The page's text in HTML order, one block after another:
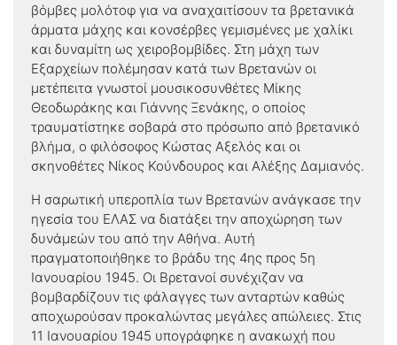
βόμβες μολότοφ για να αναχαιτίσουν τα βρετανικά
άρματα μάχης και κονσέρβες γεμισμένες με χαλίκι
και δυναμίτη ως χειροβομβίδες. Στη μάχη των
Εξαρχείων πολέμησαν κατά των Βρετανών οι
μετέπειτα γνωστοί μουσικοσυνθέτες Μίκης
Θεοδωράκης και Γιάννης Ξενάκης, ο οποίος
τραυματίστηκε σοβαρά στο πρόσωπο από βρετανικό
βλήμα, ο φιλόσοφος Κώστας Αξελός και οι
σκηνοθέτες Νίκος Κούνδουρος και Αλέξης Δαμιανός.
Η σαρωτική υπεροπλία των Βρετανών ανάγκασε την
ηγεσία του ΕΛΑΣ να διατάξει την αποχώρηση των
δυνάμεών του από την Αθήνα. Αυτή
πραγματοποιήθηκε το βράδυ της 4ης προς 5η
Ιανουαρίου 1945. Οι Βρετανοί συνέχιζαν να
βομβαρδίζουν τις φάλαγγες των ανταρτών καθώς
αποχωρούσαν προκαλώντας μεγάλες απώλειες. Στις
11 Ιανουαρίου 1945 υπογράφηκε η ανακωχή που